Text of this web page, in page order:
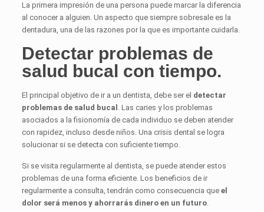
La primera impresión de una persona puede marcar la diferencia
al conocer a alguien. Un aspecto que siempre sobresale es la
dentadura, una de las razones por la que es importante cuidarla.
Detectar problemas de
salud bucal con tiempo.
El principal objetivo de ir a un dentista, debe ser el detectar
problemas de salud bucal . Las caries y los problemas
asociados a la fisionomía de cada individuo se deben atender
con rapidez, incluso desde niños. Una crisis dental se logra
solucionar si se detecta con suficiente tiempo.
Si se visita regularmente al dentista, se puede atender estos
problemas de una forma eficiente. Los beneficios de ir
regularmente a consulta, tendrán como consecuencia queel
dolor será menos y ahorrarás dinero en un futuro.